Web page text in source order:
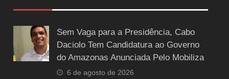
Sem Vaga para a Presidência, Cabo
Daciolo Tem Candidatura ao Governo
do Amazonas Anunciada Pelo Mobiliza
6 de agosto de 2026